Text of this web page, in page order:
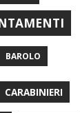
BAROLO
CARABINIERI